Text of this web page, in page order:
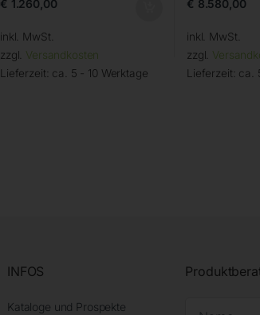
€ 1.260,00
inkl. MwSt.
zzgl. Versandkosten
Lieferzeit: ca. 5 - 10 Werktage
€ 8.580,00
inkl. MwSt.
zzgl.
Lieferzeit: ca.
INFOS
Kataloge und Prospekte